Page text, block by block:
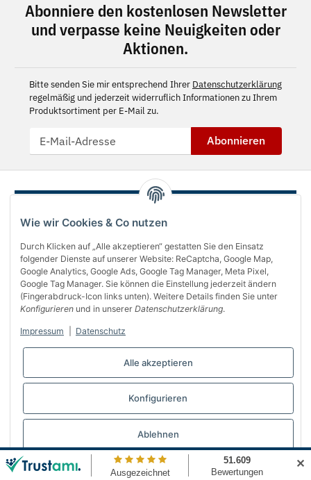
Wie wir Cookies & Co nutzen
Durch Klicken auf „Alle akzeptieren“ gestatten Sie den Einsatz
folgender Dienste auf unserer Website: ReCaptcha, Google Map,
Google Analytics, Google Ads, Google Tag Manager, Meta Pixel,
Google Tag Manager. Sie können die Einstellung jederzeit ändern
(Fingerabdruck-Icon links unten). Weitere Details finden Sie unter
Konfigurieren und in unserer Datenschutzerklärung.
Impressum Datenschutz
Alle akzeptieren
Konfigurieren
Ablehnen
Abonniere den kostenlosen Newsletter
und verpasse keine Neuigkeiten oder
Aktionen.
Bitte senden Sie mir entsprechend Ihrer Datenschutzerklärung
regelmäßig und jederzeit widerruflich Informationen zu Ihrem
Produktsortiment per E-Mail zu.
Abonnieren
Über uns
Informationen
Bequem bezahlen
✕